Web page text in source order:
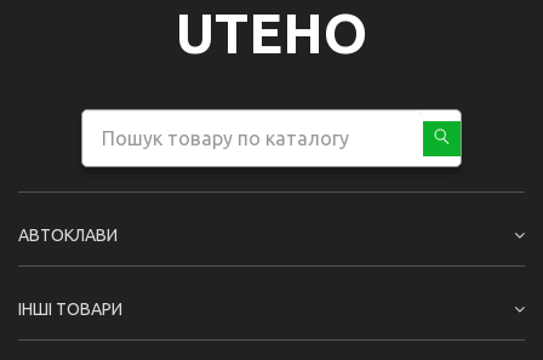
UTEHO
АВТОКЛАВИ
ІНШІ ТОВАРИ